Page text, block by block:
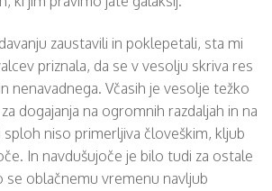
zaustavili in poklepetali, sta mi
priznala, da se v vesolju skriva res
nenavadnega. Včasih je vesolje težko
dogajanja na ogromnih razdaljah in na
sploh niso primerljiva človeškim, kljub
In navdušujoče je bilo tudi za ostale
se oblačnemu vremenu navljub